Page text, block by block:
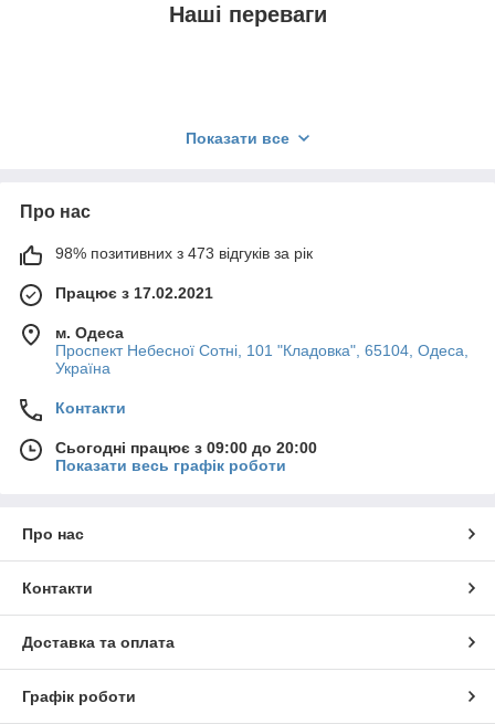
пошта по всій території України. В Одесі можливе
Наші переваги
Швидка доставка
Товар добереться до Вас протягом 1-3 днів з моменту
При замовленні від 2500 гривень доставка
безкоштовна.
Показати все
Про нас
98% позитивних з 473 відгуків за рік
Працює з 17.02.2021
м. Одеса
Проспект Небесної Сотні, 101 "Кладовка", 65104, Одеса,
Україна
Контакти
Сьогодні працює з 09:00 до 20:00
Показати весь графік роботи
Про нас
Контакти
Доставка та оплата
Графік роботи